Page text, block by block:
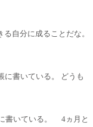
自分に成ることだな。
に書いている。 どうも
書いている。 4ヵ月と